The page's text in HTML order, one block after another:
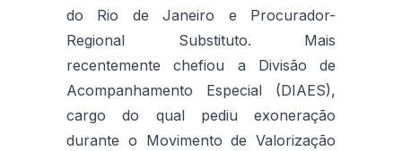
do Rio de Janeiro e Procurador-
Regional Substituto. Mais
recentemente chefiou a Divisão de
Acompanhamento Especial (DIAES),
cargo do qual pediu exoneração
durante o Movimento de Valorização